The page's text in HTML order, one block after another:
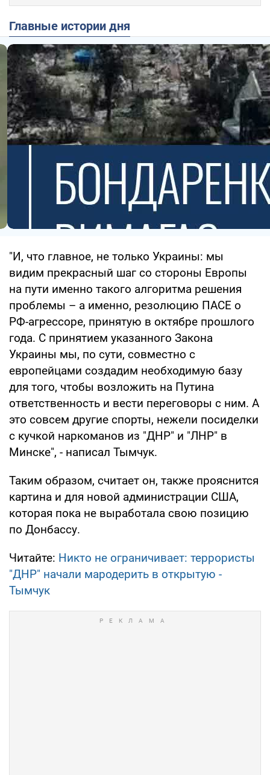
Главные истории дня
"И, что главное, не только Украины: мы
видим прекрасный шаг со стороны Европы
на пути именно такого алгоритма решения
проблемы – а именно, резолюцию ПАСЕ о
РФ-агрессоре, принятую в октябре прошлого
года. С принятием указанного Закона
Украины мы, по сути, совместно с
европейцами создадим необходимую базу
для того, чтобы возложить на Путина
ответственность и вести переговоры с ним. А
это совсем другие спорты, нежели посиделки
с кучкой наркоманов из "ДНР" и "ЛНР" в
Минске", - написал Тымчук.
Таким образом, считает он, также прояснится
картина и для новой администрации США,
которая пока не выработала свою позицию
по Донбассу.
Читайте: Никто не ограничивает: террористы
"ДНР" начали мародерить в открытую -
Тымчук